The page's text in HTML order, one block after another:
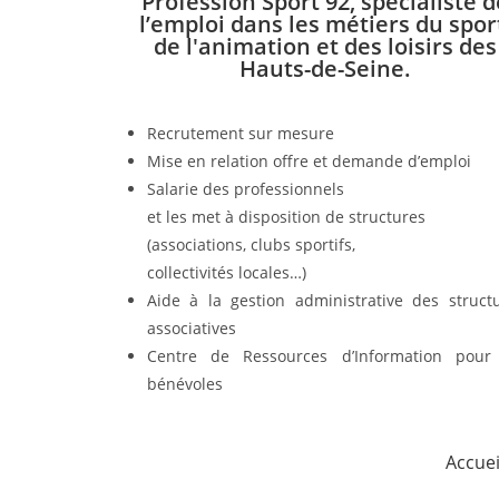
l’emploi dans les métiers du
de l'animation et des loisirs des
Hauts-de-Seine.
Recrutement sur mesure
Mise en relation offre et demande d’emploi
Salarie des professionnels
et les met à disposition de structures
(associations, clubs sportifs,
collectivités locales…)
Aide à la gestion administrative des
associatives
Centre de Ressources d’Information
bénévoles